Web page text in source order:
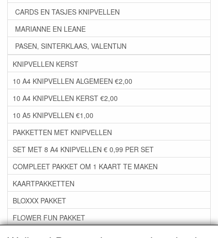
CARDS EN TASJES KNIPVELLEN
MARIANNE EN LEANE
PASEN, SINTERKLAAS, VALENTIJN
KNIPVELLEN KERST
10 A4 KNIPVELLEN ALGEMEEN €2,00
10 A4 KNIPVELLEN KERST €2,00
10 A5 KNIPVELLEN €1,00
PAKKETTEN MET KNIPVELLEN
SET MET 8 A4 KNIPVELLEN € 0,99 PER SET
COMPLEET PAKKET OM 1 KAART TE MAKEN
KAARTPAKKETTEN
BLOXXX PAKKET
FLOWER FUN PAKKET
***GROEP 06*** TAPE/LIJM SNIJMALLEN STEMPELS